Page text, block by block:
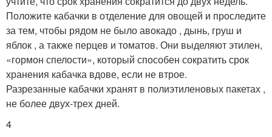
Положите кабачки в отделение для овощей и проследите
за тем, чтобы рядом не было авокадо , дынь, груш и
яблок , а также перцев и томатов. Они выделяют этилен,
«гормон спелости», который способен сократить срок
хранения кабачка вдове, если не втрое.
Разрезанные кабачки хранят в полиэтиленовых пакетах ,
не более двух-трех дней.
4